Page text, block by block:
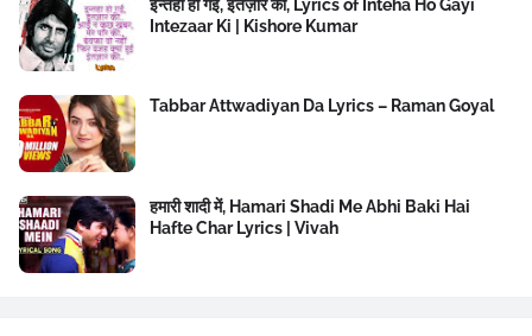
इन्तहा हो गई, इंतज़ार की, Lyrics of Inteha Ho Gayi
Intezaar Ki | Kishore Kumar
Tabbar Attwadiyan Da Lyrics – Raman Goyal
हमारी शादी में, Hamari Shadi Me Abhi Baki Hai
Hafte Char Lyrics | Vivah